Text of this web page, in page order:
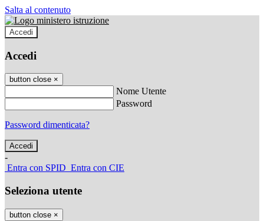
Salta al contenuto
Accedi
Accedi
button close ×
Nome Utente
Password
Password dimenticata?
-
Entra con SPID Entra con CIE
Seleziona utente
button close ×